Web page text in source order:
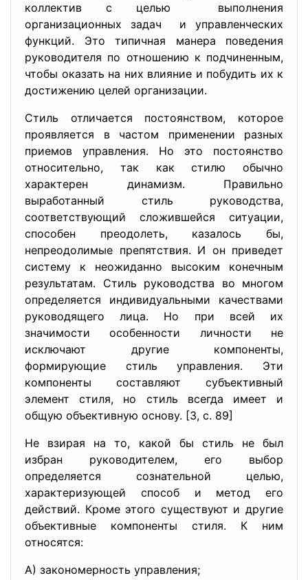
коллектив с целью выполнения
организационных задач и управленческих
функций. Это типичная манера поведения
руководителя по отношению к подчиненным,
чтобы оказать на них влияние и побудить их к
достижению целей организации.
Стиль отличается постоянством, которое
проявляется в частом применении разных
приемов управления. Но это постоянство
относительно, так как стилю обычно
характерен динамизм. Правильно
выработанный стиль руководства,
соответствующий сложившейся ситуации,
способен преодолеть, казалось бы,
непреодолимые препятствия. И он приведет
систему к неожиданно высоким конечным
результатам. Стиль руководства во многом
определяется индивидуальными качествами
руководящего лица. Но при всей их
значимости особенности личности не
исключают другие компоненты,
формирующие стиль управления. Эти
компоненты составляют субъективный
элемент стиля, но стиль всегда имеет и
общую объективную основу. [3, с. 89]
Не взирая на то, какой бы стиль не был
избран руководителем, его выбор
определяется сознательной целью,
характеризующей способ и метод его
действий. Кроме этого существуют и другие
объективные компоненты стиля. К ним
относятся:
А) закономерность управления;